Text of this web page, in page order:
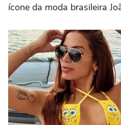
ícone da moda brasileira